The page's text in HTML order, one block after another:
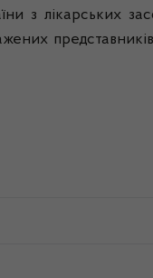
з лікарських
представників